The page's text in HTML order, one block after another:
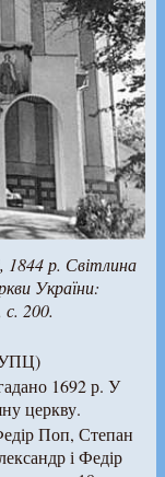
1844 р. Світлина
України:
200.
1692 р. У
церкву.
Поп, Степан
і Федір